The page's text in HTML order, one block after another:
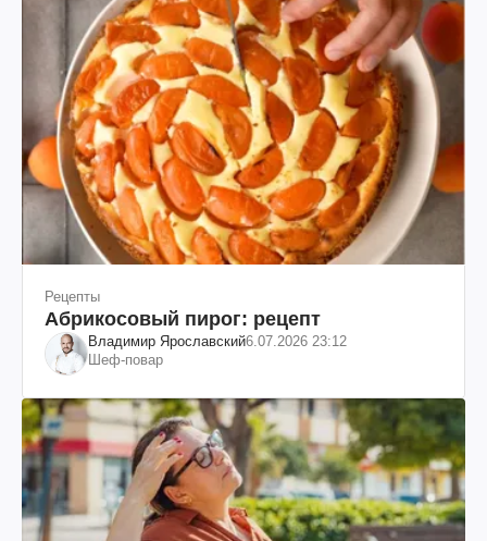
Рецепты
Абрикосовый пирог: рецепт
Владимир Ярославский6.07.2026 23:12
Шеф-повар